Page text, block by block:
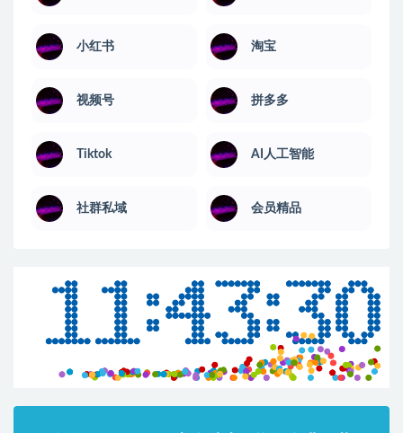
小红书 淘宝
视频号 拼多多
Tiktok AI人工智能
社群私域 会员精品